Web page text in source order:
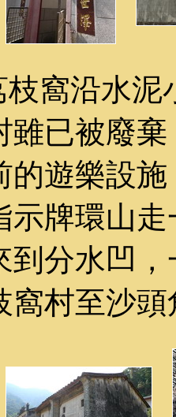
窩沿水
雖已被廢
的遊樂設
示牌環山
到分水凹
窩村至沙